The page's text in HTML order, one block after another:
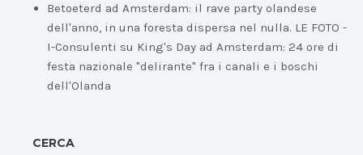
Betoeterd ad Amsterdam: il rave party olandese
dell'anno, in una foresta dispersa nel nulla. LE FOTO -
I-Consulenti su King's Day ad Amsterdam: 24 ore di
festa nazionale "delirante" fra i canali e i boschi
dell'Olanda
CERCA